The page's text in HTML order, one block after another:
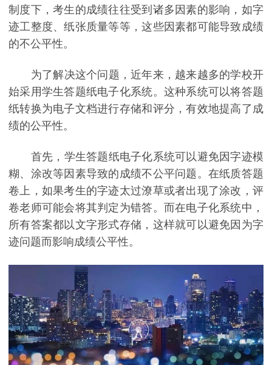
制度下，考生的成绩往往受到诸多因素的影响，如字
迹工整度、纸张质量等等，这些因素都可能导致成绩
的不公平性。
为了解决这个问题，近年来，越来越多的学校开
始采用学生答题纸电子化系统。这种系统可以将答题
纸转换为电子文档进行存储和评分，有效地提高了成
绩的公平性。
首先，学生答题纸电子化系统可以避免因字迹模
糊、涂改等因素导致的成绩不公平问题。在纸质答题
卷上，如果考生的字迹太过潦草或者出现了涂改，评
卷老师可能会将其判定为错答。而在电子化系统中，
所有答案都以文字形式存储，这样就可以避免因为字
迹问题而影响成绩公平性。